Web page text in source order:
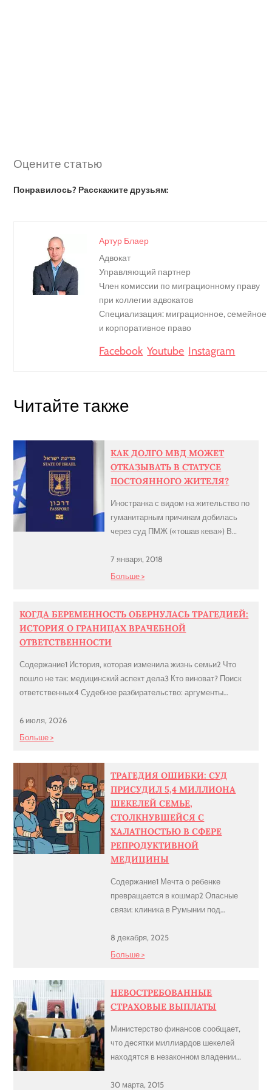
Оцените статью
Понравилось? Расскажите друзьям:
Артур Блаер
Адвокат
Управляющий партнер
Член комиссии по миграционному праву
при коллегии адвокатов
Специализация: миграционное, семейное
и корпоративное право
Facebook Youtube Instagram
Читайте также
КАК ДОЛГО МВД МОЖЕТ
ОТКАЗЫВАТЬ В СТАТУСЕ
ПОСТОЯННОГО ЖИТЕЛЯ?
Иностранка с видом на жительство по
гуманитарным причинам добилась
через суд ПМЖ («тошав кева») В
предоставляется статус в Израиле из
гуманитарных соображений.
по остаточному принципу, то есть,
когда у соискателей статуса в
Израиле нет иных вариантов и
порога Гуманитарный […]
7 января, 2018
Больше >
КОГДА БЕРЕМЕННОСТЬ ОБЕРНУЛАСЬ ТРАГЕДИЕЙ:
ИСТОРИЯ О ГРАНИЦАХ ВРАЧЕБНОЙ
ОТВЕТСТВЕННОСТИ
Содержание1 История, которая изменила жизнь семьи2 Что
пошло не так: медицинский аспект дела3 Кто виноват? Поиск
ответственных4 Судебное разбирательство: аргументы
которая изменила жизнь семьи Окружной суд Тель-Авива
рассмотрел дело, которое началось с радостного ожидания
Молодая женщина, страдающая диабетом первого типа с
девятилетнего возраста, […]
6 июля, 2026
Больше >
ТРАГЕДИЯ ОШИБКИ: СУД
ПРИСУДИЛ 5,4 МИЛЛИОНА
ШЕКЕЛЕЙ СЕМЬЕ,
СТОЛКНУВШЕЙСЯ С
ХАЛАТНОСТЬЮ В СФЕРЕ
РЕПРОДУКТИВНОЙ
МЕДИЦИНЫ
Содержание1 Мечта о ребенке
превращается в кошмар2 Опасные
связи: клиника в Румынии под
нарушение врачебного долга4
Судебная битва длиною в годы5
пара, граждане США с израильским
гражданством, годами безуспешно
естественным путем. После
множества неудачных попыток они
обратились к израильской медицине
8 декабря, 2025
Больше >
НЕВОСТРЕБОВАННЫЕ
СТРАХОВЫЕ ВЫПЛАТЫ
Министерство финансов сообщает,
что десятки миллиардов шекелей
находятся в незаконном владении
компаний. Имеются в виду
30 марта, 2015